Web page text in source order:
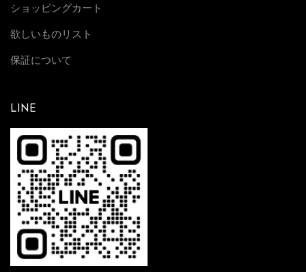
ショッピングカート
欲しいものリスト
保証について
LINE